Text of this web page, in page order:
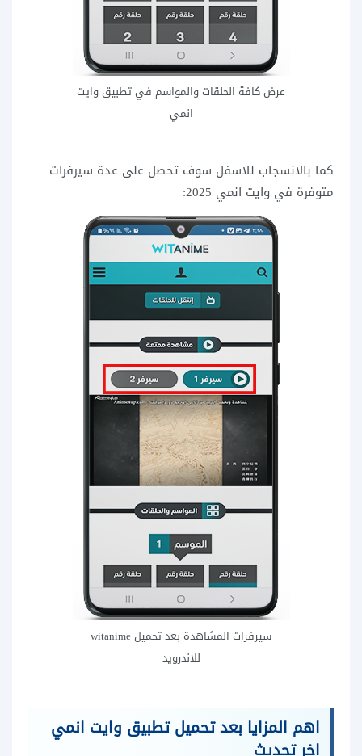
عرض كافة الحلقات والمواسم في تطبيق وايت
انمي
كما بالانسجاب للاسفل سوف تحصل على عدة سيرفرات
متوفرة في وايت انمي 2025:
سيرفرات المشاهدة بعد تحميل witanime
للاندرويد
اهم المزايا بعد تحميل تطبيق وايت انمي
اخر تحديث